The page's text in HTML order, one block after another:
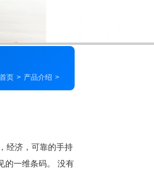
首页 > 产品介绍 >
经济，可靠的手持
的一维条码。 没有